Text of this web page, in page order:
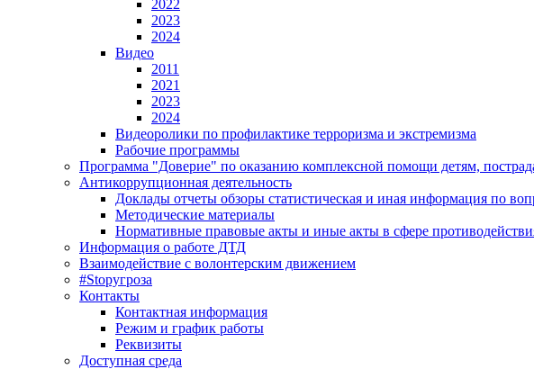
2022
2023
2024
Видео
2011
2021
2023
2024
Видеоролики по профилактике терроризма и экстремизма
Рабочие программы
Программа "Доверие" по оказанию комплексной помощи детям,
Антикоррупционная деятельность
Доклады отчеты обзоры статистическая и иная информация по
Методические материалы
Нормативные правовые акты и иные акты в сфере
Информация о работе ДТД
Взаимодействие с волонтерским движением
#Stopугроза
Контакты
Контактная информация
Режим и график работы
Реквизиты
Доступная среда